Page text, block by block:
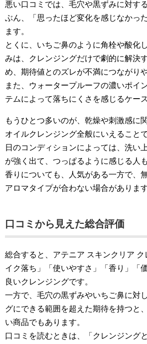
悪い口コミでは、毛穴や黒ずみに対す
ぶん、「思ったほど変化を感じなかっ
ます。
とくに、いちご鼻のように角栓や酸化
みは、クレンジングだけで劇的に解決
め、期待値とのズレが不満につながり
また、ウォータープルーフの濃いポイ
テムによって落ちにくさを感じるケー
もうひとつ多いのが、乾燥や刺激感に
オイルクレンジング全般にいえること
日のコンディションによっては、洗い
が強く出て、つっぱるように感じる人
香りについても、人気がある一方で、
アロマタイプが合わない場合があります
口コミから見えた総合評価
総合すると、アテニア スキンクリア ク
イク落ち」「使いやすさ」「香り」「
良いクレンジングです。
一方で、毛穴の黒ずみやいちご鼻に対
グにできる範囲を超えた期待を持つと
い商品でもあります。
口コミを読むときは、「クレンジング